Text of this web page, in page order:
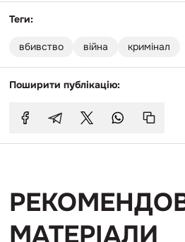
Теги:
вбивство війна кримінал
Поширити публікацію:
МАТЕРІАЛИ